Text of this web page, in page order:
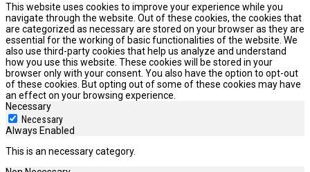
This website uses cookies to improve your experience while you
navigate through the website. Out of these cookies, the cookies that
are categorized as necessary are stored on your browser as they are
essential for the working of basic functionalities of the website. We
also use third-party cookies that help us analyze and understand
how you use this website. These cookies will be stored in your
browser only with your consent. You also have the option to opt-out
of these cookies. But opting out of some of these cookies may have
an effect on your browsing experience.
Necessary
Necessary
Always Enabled
This is an necessary category.